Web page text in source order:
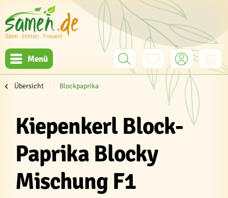
Menü
Übersicht Blockpaprika
Kiepenkerl Block-
Paprika Blocky
Mischung F1